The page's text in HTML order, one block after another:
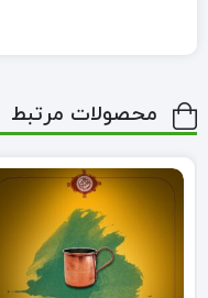
محصولات مرتبط